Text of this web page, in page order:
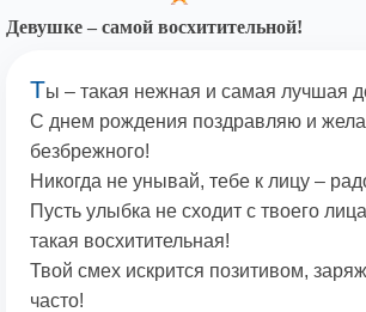
Девушке – самой восхитительной!
Ты – такая нежная и самая лучшая
С днем рождения поздравляю и
безбрежного!
Никогда не унывай, тебе к лицу –
Пусть улыбка не сходит с твоего
такая восхитительная!
Твой смех искрится позитивом,
часто!